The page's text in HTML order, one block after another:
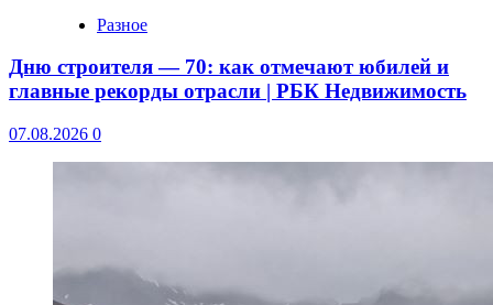
Разное
Дню строителя — 70: как отмечают юбилей и
главные рекорды отрасли | РБК Недвижимость
07.08.2026 0